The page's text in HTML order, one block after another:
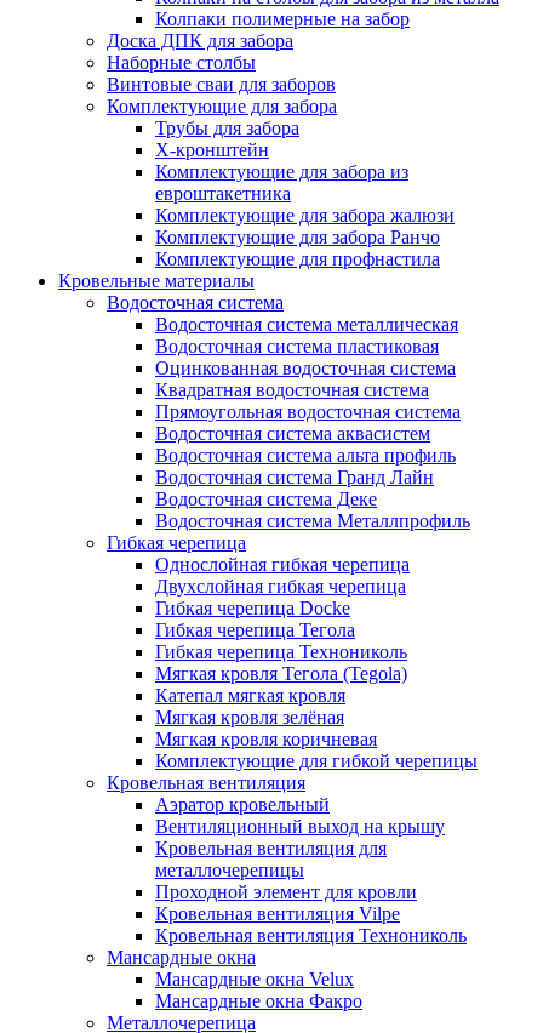
Колпаки полимерные на забор
Доска ДПК для забора
Наборные столбы
Винтовые сваи для заборов
Комплектующие для забора
Трубы для забора
Х-кронштейн
Комплектующие для забора из
евроштакетника
Комплектующие для забора жалюзи
Комплектующие для забора Ранчо
Комплектующие для профнастила
Кровельные материалы
Водосточная система
Водосточная система металлическая
Водосточная система пластиковая
Оцинкованная водосточная система
Квадратная водосточная система
Прямоугольная водосточная система
Водосточная система аквасистем
Водосточная система альта профиль
Водосточная система Гранд Лайн
Водосточная система Деке
Водосточная система Металлпрофиль
Гибкая черепица
Однослойная гибкая черепица
Двухслойная гибкая черепица
Гибкая черепица Docke
Гибкая черепица Тегола
Гибкая черепица Технониколь
Мягкая кровля Тегола (Tegola)
Катепал мягкая кровля
Мягкая кровля зелёная
Мягкая кровля коричневая
Комплектующие для гибкой черепицы
Кровельная вентиляция
Аэратор кровельный
Вентиляционный выход на крышу
Кровельная вентиляция для
металлочерепицы
Проходной элемент для кровли
Кровельная вентиляция Vilpe
Кровельная вентиляция Технониколь
Мансардные окна
Мансардные окна Velux
Мансардные окна Факро
Металлочерепица